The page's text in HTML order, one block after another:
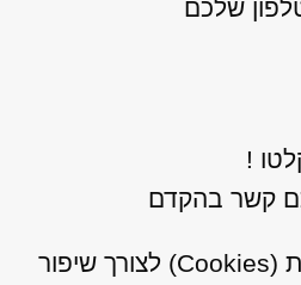
שלכם
!
קשר בהקדם
האתר משתמש בעוגיות (Cookies) לצורך שיפור